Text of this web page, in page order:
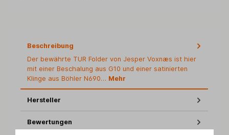
Beschreibung
Der bewährte TUR Folder von Jesper Voxnæs ist hier
mit einer Beschalung aus G10 und einer satinierten
Klinge aus Böhler N690… Mehr
Hersteller
Bewertungen